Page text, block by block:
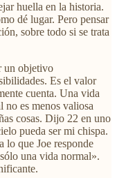
huella en la historia.
dé lugar. Pero pensar
sobre todo si se trata
un objetivo
Es el valor
cuenta. Una vida
no es menos valiosa
cosas. Dijo 22 en uno
pueda ser mi chispa.
lo que Joe responde
una vida normal».